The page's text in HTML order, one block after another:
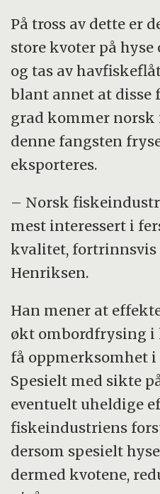
På tross av dette er
store kvoter på hyse
og tas av
blant annet at disse
grad kommer
denne fangsten
eksporteres.
– Norsk
mest interessert i
kvalitet, fortrinnsvis
Henriksen.
Han mener at
økt ombordfrysing i
få oppmerksomhet
Spesielt med sikte
eventuelt uheldige
fiskeindustriens
dersom spesielt
dermed kvotene,